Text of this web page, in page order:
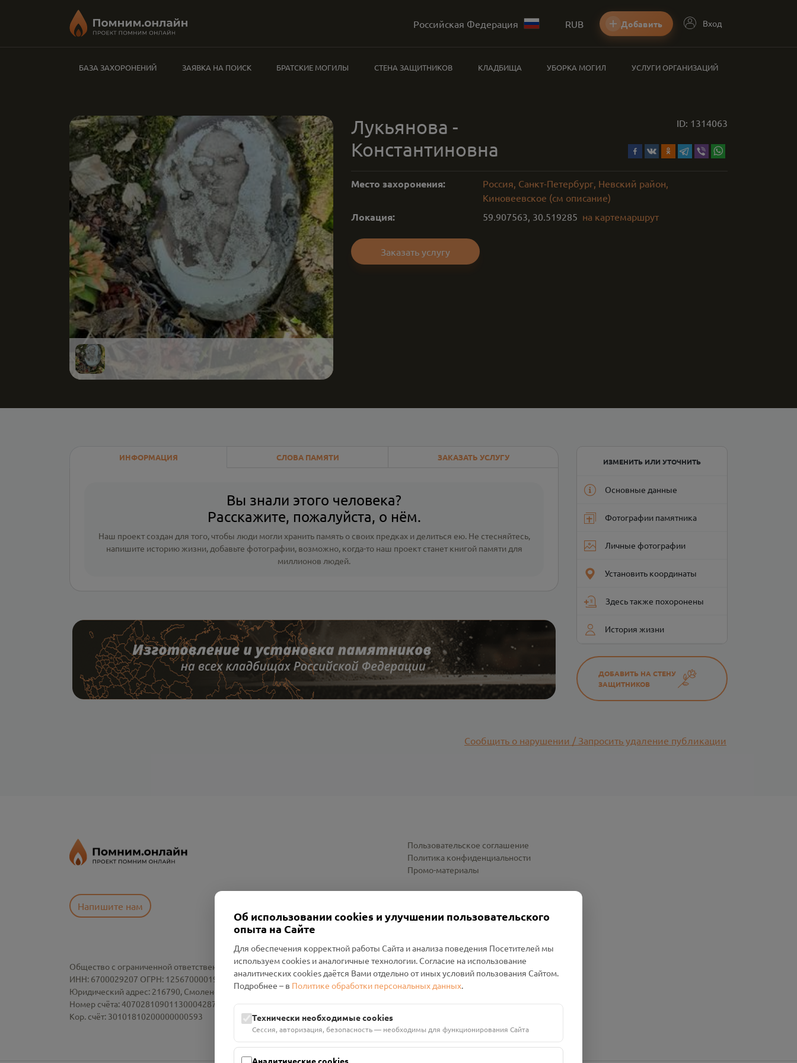
Российская Федерация RUB Добавить Вход
БАЗА ЗАХОРОНЕНИЙ ЗАЯВКА НА ПОИСК БРАТСКИЕ МОГИЛЫ СТЕНА ЗАЩИТНИКОВ КЛАДБИЩА УБОРКА МОГИЛ УСЛУГИ ОРГАНИЗАЦИЙ
Лукьянова -
Константиновна
ID: 1314063
Место захоронения:
Россия, Санкт-Петербург, Невский район,
Киновеевское (см описание)
Локация: 59.907563, 30.519285 на картемаршрут
Заказать услугу
ИНФОРМАЦИЯ СЛОВА ПАМЯТИ ЗАКАЗАТЬ УСЛУГУ
Вы знали этого человека?
Расскажите, пожалуйста, о нём.
Наш проект создан для того, чтобы люди могли хранить память о своих предках и делиться ею. Не стесняйтесь,
напишите историю жизни, добавьте фотографии, возможно, когда-то наш проект станет книгой памяти для
миллионов людей.
ИЗМЕНИТЬ ИЛИ УТОЧНИТЬ
Основные данные
Фотографии памятника
Личные фотографии
Установить координаты
Здесь также похоронены
История жизни
ДОБАВИТЬ НА СТЕНУ
ЗАЩИТНИКОВ
Сообщить о нарушении / Запросить удаление публикации
Напишите нам
Пользовательское соглашение
Политика конфиденциальности
Промо-материалы
Общество с ограниченной ответственностью «Смоленский Проект Помним»
ИНН: 6700029207 ОГРН: 1256700001986
Юридический адрес: 216790, Смоленская область, р-н Руднянский, г. Рудня, улица Западная, д. 26А, пом. 18
Номер счёта: 40702810901130004287 в АО "АЛЬФА-БАНК"
Кор. счёт: 30101810200000000593
Об использовании cookies и улучшении пользовательского
опыта на Сайте
Для обеспечения корректной работы Сайта и анализа поведения Посетителей мы
используем cookies и аналогичные технологии. Согласие на использование
аналитических cookies даётся Вами отдельно от иных условий пользования Сайтом.
Подробнее – в Политике обработки персональных данных.
Технически необходимые cookies
Сессия, авторизация, безопасность — необходимы для функционирования Сайта
Аналитические cookies